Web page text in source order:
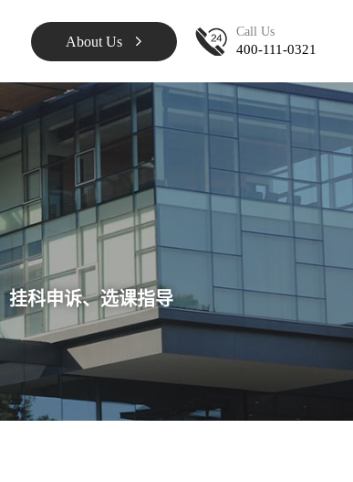
About Us
Call Us
400-111-0321
挂科申诉、选课指导